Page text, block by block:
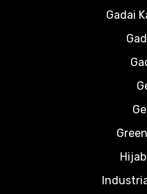
Gadai